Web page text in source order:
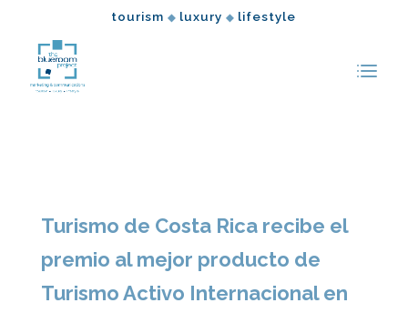
tourism ◆ luxury ◆ lifestyle
Turismo de Costa Rica recibe el
premio al mejor producto de
Turismo Activo Internacional en